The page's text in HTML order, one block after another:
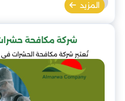
المزيد
شركة مكافحة
تُعتبر شركة مكافحة الحشرات في